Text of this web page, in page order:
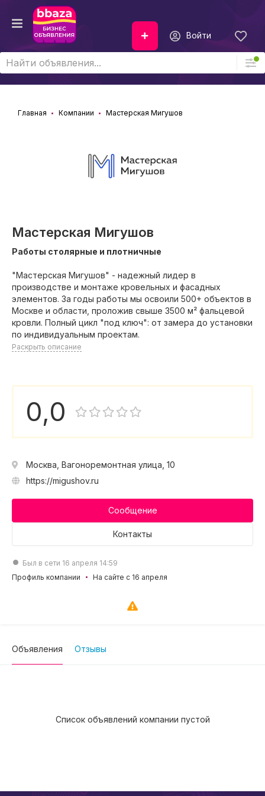
Войти
Главная Компании Мастерская Мигушов
Мастерская Мигушов
Работы столярные и плотничные
"Мастерская Мигушов" - надежный лидер в
производстве и монтаже кровельных и фасадных
элементов. За годы работы мы освоили 500+ объектов в
Москве и области, проложив свыше 3500 м² фальцевой
кровли. Полный цикл "под ключ": от замера до установки
по индивидуальным проектам.
Раскрыть описание
0,0
Москва, Вагоноремонтная улица, 10
https://migushov.ru
Сообщение
Контакты
Был в сети 16 апреля 14:59
Профиль компании
На сайте с 16 апреля
Объявления Отзывы
Список объявлений компании пустой